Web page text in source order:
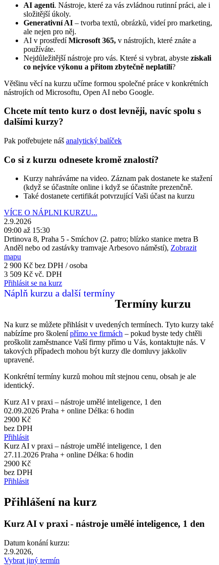
AI agenti. Nástroje, které za vás zvládnou rutinní práci, ale i
složitější úkoly.
Generativní AI – tvorba textů, obrázků, videí pro marketing,
ale nejen pro něj.
AI v prostředíMicrosoft 365, v nástrojích, které znáte a
používáte.
Nejdůležitější nástroje pro vás. Které si vybrat, abyste získali
co nejvíce výkonu a přitom zbytečně neplatili?
Většinu věcí na kurzu učíme formou společné práce v konkrétních
nástrojích od Microsoftu, Open AI nebo Google.
Chcete mít tento kurz o dost levněji, navíc spolu s
dalšími kurzy?
Pak potřebujete náš analytický balíček
Co si z kurzu odnesete kromě znalostí?
Kurzy nahráváme na video. Záznam pak dostanete ke stažení
(když se účastníte online i když se účastníte prezenčně.
Také dostanete certifikát potvrzující Vaši účast na kurzu
VÍCE O NÁPLNI KURZU...
2.9.2026
09:00 až 15:30
Drtinova 8, Praha 5 - Smíchov (2. patro; blízko stanice metra B
Anděl nebo od zastávky tramvaje Arbesovo náměstí), Zobrazit
mapu
2 900 Kč bez DPH / osoba
3 509 Kč vč. DPH
Přihlásit se na kurz
Náplň kurzu a další termíny
Termíny kurzu
Na kurz se můžete přihlásit v uvedených termínech. Tyto kurzy také
nabízíme pro školenípřímo ve firmách – pokud byste tedy chtěli
proškolit zaměstnance Vaší firmy přímo u Vás, kontaktujte nás. V
takových případech mohou být kurzy dle domluvy jakkoliv
upravené.
Konkrétní termíny kurzů mohou mít stejnou cenu, obsah je ale
identický.
Kurz AI v praxi – nástroje umělé inteligence, 1 den
02.09.2026 Praha + online Délka: 6 hodin
2900 Kč
bez DPH
Přihlásit
Kurz AI v praxi – nástroje umělé inteligence, 1 den
27.11.2026 Praha + online Délka: 6 hodin
2900 Kč
bez DPH
Přihlásit
Přihlášení na kurz
Kurz AI v praxi - nástroje umělé inteligence, 1 den
Datum konání kurzu:
2.9.2026,
Vybrat jiný termín